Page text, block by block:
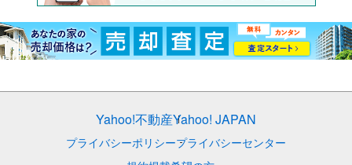
Yahoo!不動産Yahoo! JAPAN
プライバシーポリシープライバシーセンター